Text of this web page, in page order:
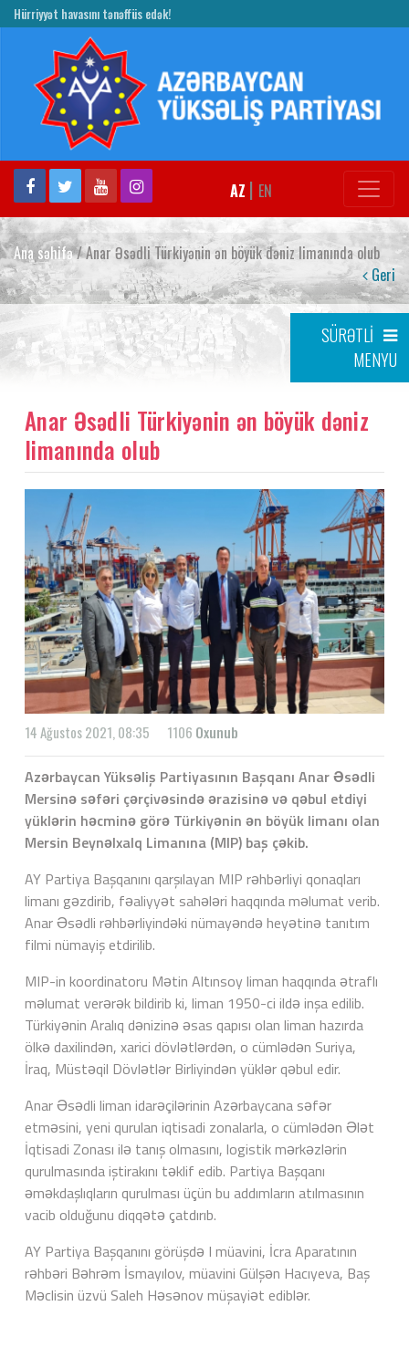
Hürriyyət havasını tənəffüs edək!
AZ | EN
Ana səhifə/ Anar Əsədli Türkiyənin ən böyük dəniz limanında olub
Geri
SÜRƏTLİ
MENYU
Anar Əsədli Türkiyənin ən böyük dəniz
limanında olub
14 Ağustos 2021, 08:35 1106 Oxunub
Azərbaycan Yüksəliş Partiyasının Başqanı Anar Əsədli
Mersinə səfəri çərçivəsində ərazisinə və qəbul etdiyi
yüklərin həcminə görə Türkiyənin ən böyük limanı olan
Mersin Beynəlxalq Limanına (MIP) baş çəkib.
AY Partiya Başqanını qarşılayan MIP rəhbərliyi qonaqları
limanı gəzdirib, fəaliyyət sahələri haqqında məlumat verib.
Anar Əsədli rəhbərliyindəki nümayəndə heyətinə tanıtım
filmi nümayiş etdirilib.
MIP-in koordinatoru Mətin Altınsoy liman haqqında ətraflı
məlumat verərək bildirib ki, liman 1950-ci ildə inşa edilib.
Türkiyənin Aralıq dənizinə əsas qapısı olan liman hazırda
ölkə daxilindən, xarici dövlətlərdən, o cümlədən Suriya,
İraq, Müstəqil Dövlətlər Birliyindən yüklər qəbul edir.
Anar Əsədli liman idarəçilərinin Azərbaycana səfər
etməsini, yeni qurulan iqtisadi zonalarla, o cümlədən Ələt
İqtisadi Zonası ilə tanış olmasını, logistik mərkəzlərin
qurulmasında iştirakını təklif edib. Partiya Başqanı
əməkdaşlıqların qurulması üçün bu addımların atılmasının
vacib olduğunu diqqətə çatdırıb.
AY Partiya Başqanını görüşdə I müavini, İcra Aparatının
rəhbəri Bəhrəm İsmayılov, müavini Gülşən Hacıyeva, Baş
Məclisin üzvü Saleh Həsənov müşayiət ediblər.